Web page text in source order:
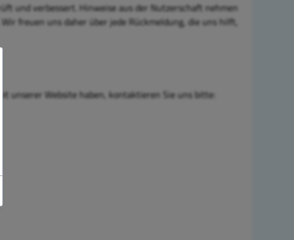
und verbessert. Hinweise aus der Nutzerschaft nehmen
freuen uns daher über jede Rückmeldung, die uns hilft,
unserer Website haben, kontaktieren Sie uns bitte: